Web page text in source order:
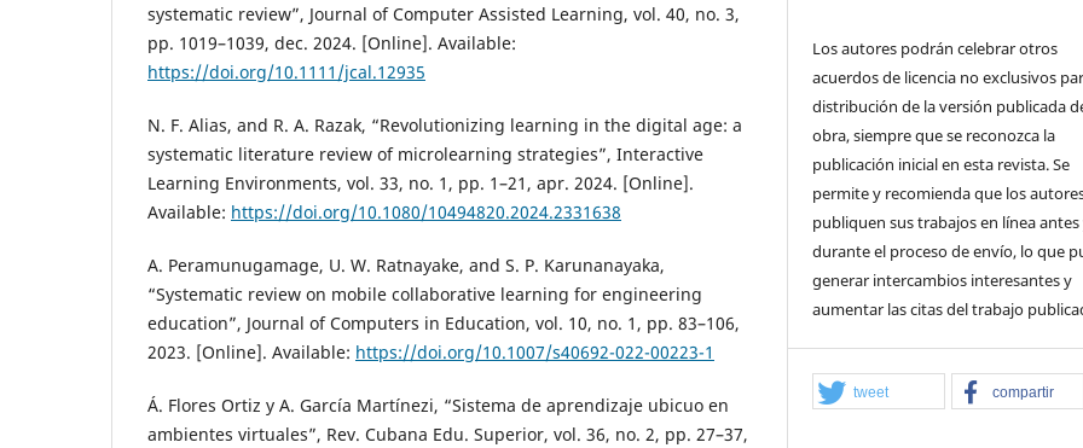
systematic review”, Journal of Computer Assisted Learning, vol. 40, no. 3,
pp. 1019–1039, dec. 2024. [Online]. Available:
https://doi.org/10.1111/jcal.12935
N. F. Alias, and R. A. Razak, “Revolutionizing learning in the digital age: a
systematic literature review of microlearning strategies”, Interactive
Learning Environments, vol. 33, no. 1, pp. 1–21, apr. 2024. [Online].
Available: https://doi.org/10.1080/10494820.2024.2331638
A. Peramunugamage, U. W. Ratnayake, and S. P. Karunanayaka,
“Systematic review on mobile collaborative learning for engineering
education”, Journal of Computers in Education, vol. 10, no. 1, pp. 83–106,
2023. [Online]. Available: https://doi.org/10.1007/s40692-022-00223-1
Á. Flores Ortiz y A. García Martínezi, “Sistema de aprendizaje ubicuo en
ambientes virtuales”, Rev. Cubana Edu. Superior, vol. 36, no. 2, pp. 27–37,
Los autores podrán celebrar otros
acuerdos de licencia no exclusivos
distribución de la versión publicada
obra, siempre que se reconozca la
publicación inicial en esta revista. Se
permite y recomienda que los
publiquen sus trabajos en línea antes
durante el proceso de envío, lo que
generar intercambios interesantes y
aumentar las citas del trabajo
tweet compartir